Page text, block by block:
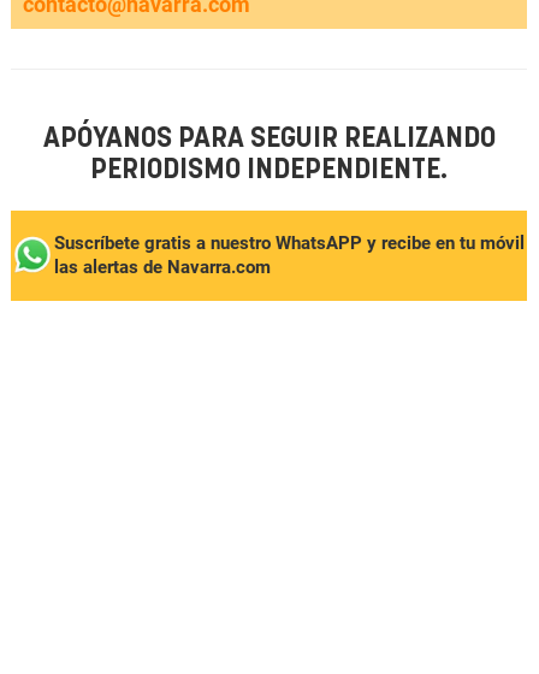
APÓYANOS PARA SEGUIR REALIZANDO
PERIODISMO INDEPENDIENTE.
Suscríbete gratis a nuestro WhatsAPP y recibe en tu móvil
las alertas de Navarra.com